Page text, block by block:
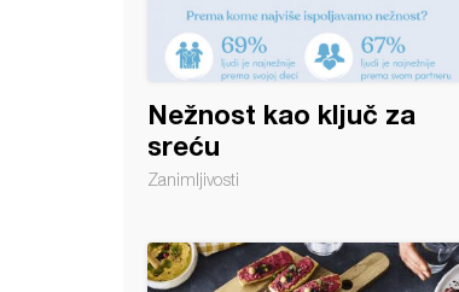
Nežnost kao ključ za
sreću
Zanimljivosti
Glazura - Extra Sjajna